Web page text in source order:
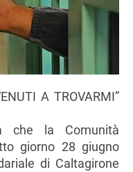
A TROVARMI”
che la Comunità
giorno 28 giugno
di Caltagirone